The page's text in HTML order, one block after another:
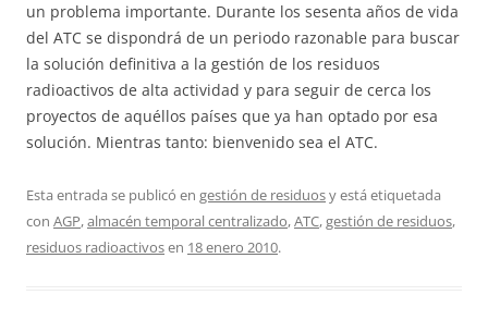
un problema importante. Durante los sesenta años de vida
del ATC se dispondrá de un periodo razonable para buscar
la solución definitiva a la gestión de los residuos
radioactivos de alta actividad y para seguir de cerca los
proyectos de aquéllos países que ya han optado por esa
solución. Mientras tanto: bienvenido sea el ATC.
Esta entrada se publicó en gestión de residuosy está etiquetada
con AGP,almacén temporal centralizado,ATC,gestión de residuos,
residuos radioactivosen 18 enero 2010.